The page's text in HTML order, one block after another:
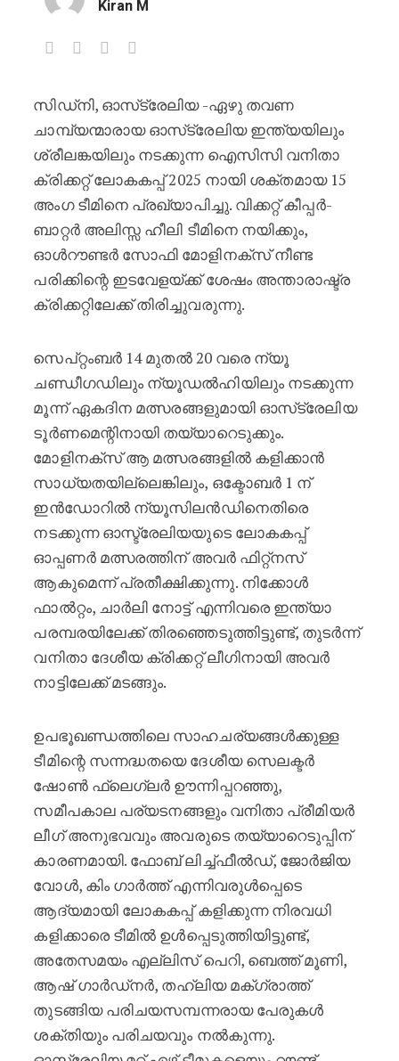
Kiran M
2025 ലെ വനിതാ ക്രിക്കറ്റ്
സിഡ്‌നി, ഓസ്‌ട്രേലിയ -ഏഴു തവണ
ചാമ്പ്യന്മാരായ ഓസ്‌ട്രേലിയ ഇന്ത്യയിലും
ശ്രീലങ്കയിലും നടക്കുന്ന ഐസിസി വനിതാ
ക്രിക്കറ്റ് ലോകകപ്പ് 2025 നായി ശക്തമായ 15
അംഗ ടീമിനെ പ്രഖ്യാപിച്ചു. വിക്കറ്റ് കീപ്പർ-
ബാറ്റർ അലിസ്സ ഹീലി ടീമിനെ നയിക്കും,
ഓൾറൗണ്ടർ സോഫി മോളിനക്സ് നീണ്ട
പരിക്കിന്റെ ഇടവേളയ്ക്ക് ശേഷം അന്താരാഷ്ട്ര
ക്രിക്കറ്റിലേക്ക് തിരിച്ചുവരുന്നു.
സെപ്റ്റംബർ 14 മുതൽ 20 വരെ ന്യൂ
ചണ്ഡീഗഡിലും ന്യൂഡൽഹിയിലും നടക്കുന്ന
മൂന്ന് ഏകദിന മത്സരങ്ങളുമായി ഓസ്‌ട്രേലിയ
ടൂർണമെന്റിനായി തയ്യാറെടുക്കും.
മോളിനക്സ് ആ മത്സരങ്ങളിൽ കളിക്കാൻ
സാധ്യതയില്ലെങ്കിലും, ഒക്ടോബർ 1 ന്
ഇൻഡോറിൽ ന്യൂസിലൻഡിനെതിരെ
നടക്കുന്ന ഓസ്ട്രേലിയയുടെ ലോകകപ്പ്
ഓപ്പണർ മത്സരത്തിന് അവർ ഫിറ്റ്നസ്
ആകുമെന്ന് പ്രതീക്ഷിക്കുന്നു. നിക്കോൾ
ഫാൽറ്റം, ചാർലി നോട്ട് എന്നിവരെ ഇന്ത്യാ
പരമ്പരയിലേക്ക് തിരഞ്ഞെടുത്തിട്ടുണ്ട്, തുടർന്ന്
വനിതാ ദേശീയ ക്രിക്കറ്റ് ലീഗിനായി അവർ
നാട്ടിലേക്ക് മടങ്ങും.
ഉപഭൂഖണ്ഡത്തിലെ സാഹചര്യങ്ങൾക്കുള്ള
ടീമിന്റെ സന്നദ്ധതയെ ദേശീയ സെലക്ടർ
ഷോൺ ഫ്ലെഗ്ലർ ഊന്നിപ്പറഞ്ഞു,
സമീപകാല പര്യടനങ്ങളും വനിതാ പ്രീമിയർ
ലീഗ് അനുഭവവും അവരുടെ തയ്യാറെടുപ്പിന്
കാരണമായി. ഫോബ് ലിച്ച്ഫീൽഡ്, ജോർജിയ
വോൾ, കിം ഗാർത്ത് എന്നിവരുൾപ്പെടെ
ആദ്യമായി ലോകകപ്പ് കളിക്കുന്ന നിരവധി
കളിക്കാരെ ടീമിൽ ഉൾപ്പെടുത്തിയിട്ടുണ്ട്,
അതേസമയം എല്ലിസ് പെറി, ബെത്ത് മൂണി,
ആഷ് ഗാർഡ്നർ, തഹ്ലിയ മക്ഗ്രാത്ത്
തുടങ്ങിയ പരിചയസമ്പന്നരായ പേരുകൾ
ശക്തിയും പരിചയവും നൽകുന്നു.